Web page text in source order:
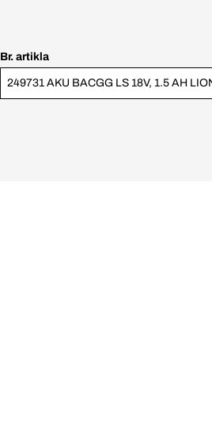
Br. artikla
249731 AKU BACGG LS 18V, 1.5 AH